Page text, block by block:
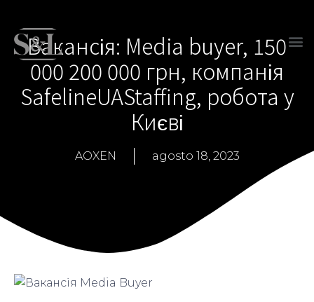
Вакансія: Media buyer, 150
000 200 000 грн, компанія
SafelineUAStaffing, робота у
Києві
AOXEN agosto 18, 2023